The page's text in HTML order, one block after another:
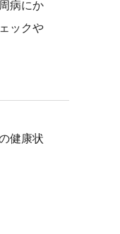
病にか
ックや
健康状